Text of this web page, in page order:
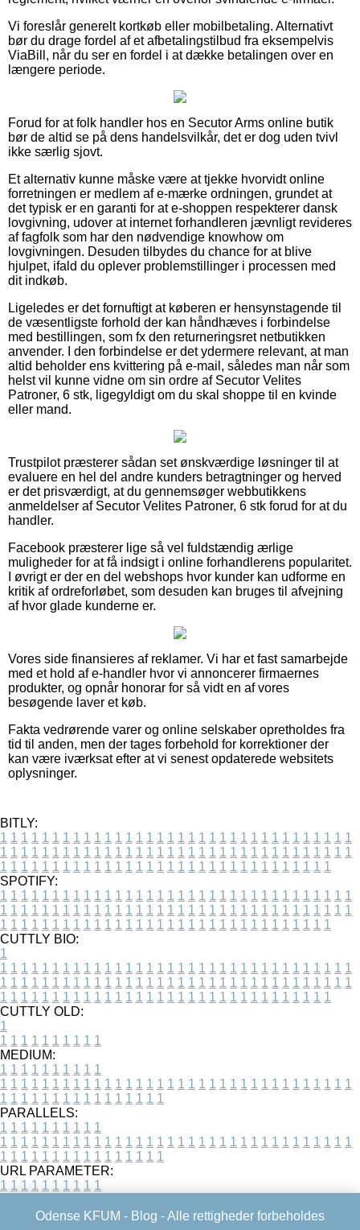
Vi foreslår generelt kortkøb eller mobilbetaling. Alternativt
bør du drage fordel af et afbetalingstilbud fra eksempelvis
ViaBill, når du ser en fordel i at dække betalingen over en
længere periode.
Forud for at folk handler hos en Secutor Arms online butik
bør de altid se på dens handelsvilkår, det er dog uden tvivl
ikke særlig sjovt.
Et alternativ kunne måske være at tjekke hvorvidt online
forretningen er medlem af e-mærke ordningen, grundet at
det typisk er en garanti for at e-shoppen respekterer dansk
lovgivning, udover at internet forhandleren jævnligt revideres
af fagfolk som har den nødvendige knowhow om
lovgivningen. Desuden tilbydes du chance for at blive
hjulpet, ifald du oplever problemstillinger i processen med
dit indkøb.
Ligeledes er det fornuftigt at køberen er hensynstagende til
de væsentligste forhold der kan håndhæves i forbindelse
med bestillingen, som fx den returneringsret netbutikken
anvender. I den forbindelse er det ydermere relevant, at man
altid beholder ens kvittering på e-mail, således man når som
helst vil kunne vidne om sin ordre af Secutor Velites
Patroner, 6 stk, ligegyldigt om du skal shoppe til en kvinde
eller mand.
Trustpilot præsterer sådan set ønskværdige løsninger til at
evaluere en hel del andre kunders betragtninger og herved
er det prisværdigt, at du gennemsøger webbutikkens
anmeldelser af Secutor Velites Patroner, 6 stk forud for at du
handler.
Facebook præsterer lige så vel fuldstændig ærlige
muligheder for at få indsigt i online forhandlerens popularitet.
I øvrigt er der en del webshops hvor kunder kan udforme en
kritik af ordreforløbet, som desuden kan bruges til afvejning
af hvor glade kunderne er.
Vores side finansieres af reklamer. Vi har et fast samarbejde
med et hold af e-handler hvor vi annoncerer firmaernes
produkter, og opnår honorar for så vidt en af vores
besøgende laver et køb.
Fakta vedrørende varer og online selskaber opretholdes fra
tid til anden, men der tages forbehold for korrektioner der
kan være iværksat efter at vi senest opdaterede websitets
oplysninger.
BITLY:
1 1 1 1 1 1 1 1 1 1 1 1 1 1 1 1 1 1 1 1 1 1 1 1 1 1 1 1 1 1 1 1 1 1
1 1 1 1 1 1 1 1 1 1 1 1 1 1 1 1 1 1 1 1 1 1 1 1 1 1 1 1 1 1 1 1 1 1
1 1 1 1 1 1 1 1 1 1 1 1 1 1 1 1 1 1 1 1 1 1 1 1 1 1 1 1 1 1 1 1
SPOTIFY:
1 1 1 1 1 1 1 1 1 1 1 1 1 1 1 1 1 1 1 1 1 1 1 1 1 1 1 1 1 1 1 1 1 1
1 1 1 1 1 1 1 1 1 1 1 1 1 1 1 1 1 1 1 1 1 1 1 1 1 1 1 1 1 1 1 1 1 1
1 1 1 1 1 1 1 1 1 1 1 1 1 1 1 1 1 1 1 1 1 1 1 1 1 1 1 1 1 1 1 1
CUTTLY BIO:
1
1 1 1 1 1 1 1 1 1 1 1 1 1 1 1 1 1 1 1 1 1 1 1 1 1 1 1 1 1 1 1 1 1 1
1 1 1 1 1 1 1 1 1 1 1 1 1 1 1 1 1 1 1 1 1 1 1 1 1 1 1 1 1 1 1 1 1 1
1 1 1 1 1 1 1 1 1 1 1 1 1 1 1 1 1 1 1 1 1 1 1 1 1 1 1 1 1 1 1 1
CUTTLY OLD:
1
1 1 1 1 1 1 1 1 1 1
MEDIUM:
1 1 1 1 1 1 1 1 1 1
1 1 1 1 1 1 1 1 1 1 1 1 1 1 1 1 1 1 1 1 1 1 1 1 1 1 1 1 1 1 1 1 1 1
1 1 1 1 1 1 1 1 1 1 1 1 1 1 1 1
PARALLELS:
1 1 1 1 1 1 1 1 1 1
1 1 1 1 1 1 1 1 1 1 1 1 1 1 1 1 1 1 1 1 1 1 1 1 1 1 1 1 1 1 1 1 1 1
1 1 1 1 1 1 1 1 1 1 1 1 1 1 1 1
URL PARAMETER:
1 1 1 1 1 1 1 1 1 1
Odense KFUM - Blog - Alle rettigheder forbeholdes